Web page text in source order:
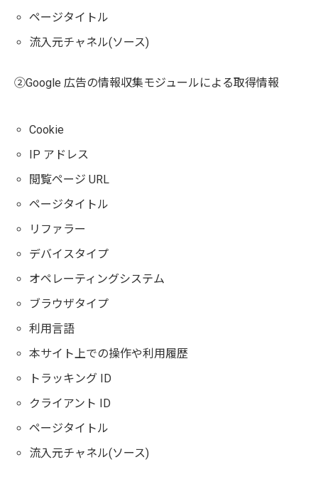
ページタイトル
流入元チャネル(ソース)
②Google 広告の情報収集モジュールによる取得情報
Cookie
IP アドレス
閲覧ページ URL
ページタイトル
リファラー
デバイスタイプ
オペレーティングシステム
ブラウザタイプ
利用言語
本サイト上での操作や利用履歴
トラッキング ID
クライアント ID
ページタイトル
流入元チャネル(ソース)